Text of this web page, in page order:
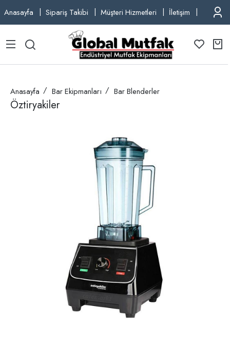
Anasayfa Sipariş Takibi Müşteri Hizmetleri İletişim TEL:
Anasayfa Bar Ekipmanları Bar Blenderler
Öztiryakiler